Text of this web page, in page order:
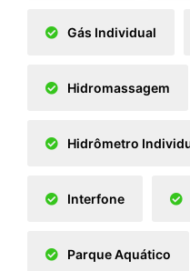
Gás Individual
Hidromassagem
Hidrômetro
Interfone
Parque Aquático